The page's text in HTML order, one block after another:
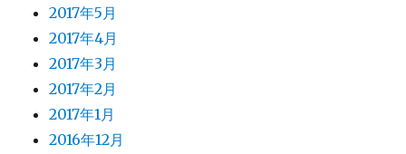
2017年5月
2017年4月
2017年3月
2017年2月
2017年1月
2016年12月